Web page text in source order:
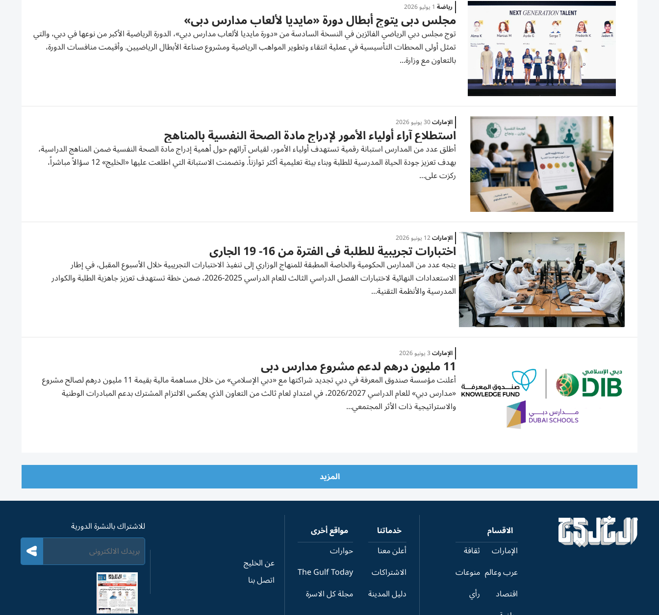
رياضة 1 يوليو 2026
مجلس دبي يتوج أبطال دورة «مايديا لألعاب مدارس دبي»
توج مجلس دبي الرياضي الفائزين في النسخة السادسة من «دورة مايديا لألعاب مدارس دبي»، الدورة الرياضية الأكبر من نوعها في دبي، والتي
تمثل أولى المحطات التأسيسية في عملية انتقاء وتطوير المواهب الرياضية ومشروع صناعة الأبطال الرياضيين. وأقيمت منافسات الدورة،
بالتعاون مع وزارة...
الإمارات30 يونيو 2026
استطلاع آراء أولياء الأمور لإدراج مادة الصحة النفسية بالمناهج
أطلق عدد من المدارس استبانة رقمية تستهدف أولياء الأمور، لقياس آرائهم حول أهمية إدراج مادة الصحة النفسية ضمن المناهج الدراسية،
بهدف تعزيز جودة الحياة المدرسية للطلبة وبناء بيئة تعليمية أكثر توازناً. وتضمنت الاستبانة التي اطلعت عليها «الخليج» 12 سؤالاً مباشراً،
ركزت على...
الإمارات12 يونيو 2026
اختبارات تجريبية للطلبة في الفترة من 16- 19 الجاري
يتجه عدد من المدارس الحكومية والخاصة المطبقة للمنهاج الوزاري إلى تنفيذ الاختبارات التجريبية خلال الأسبوع المقبل، في إطار
الاستعدادات النهائية لاختبارات الفصل الدراسي الثالث للعام الدراسي 2025-2026، ضمن خطة تستهدف تعزيز جاهزية الطلبة والكوادر
المدرسية والأنظمة التقنية...
الإمارات3 يونيو 2026
11 مليون درهم لدعم مشروع مدارس دبي
أعلنت مؤسسة صندوق المعرفة في دبي تجديد شراكتها مع «دبي الإسلامي» من خلال مساهمة مالية بقيمة 11 مليون درهم لصالح مشروع
«مدارس دبي» للعام الدراسي 2026/2027، في امتدادٍ لعام ثالث من التعاون الذي يعكس الالتزام المشترك بدعم المبادرات الوطنية
والاستراتيجية ذات الأثر المجتمعي...
المزيد
الاقسام
الإمارات
عرب وعالم
اقتصاد
ثقافة
منوعات
رأي
خدماتنا
أعلن معنا
الاشتراكات
دليل المدينة
مواقع أخرى
حوارات
The Gulf Today
مجلة كل الاسرة
عن الخليج
اتصل بنا
للاشتراك بالنشرة الدورية